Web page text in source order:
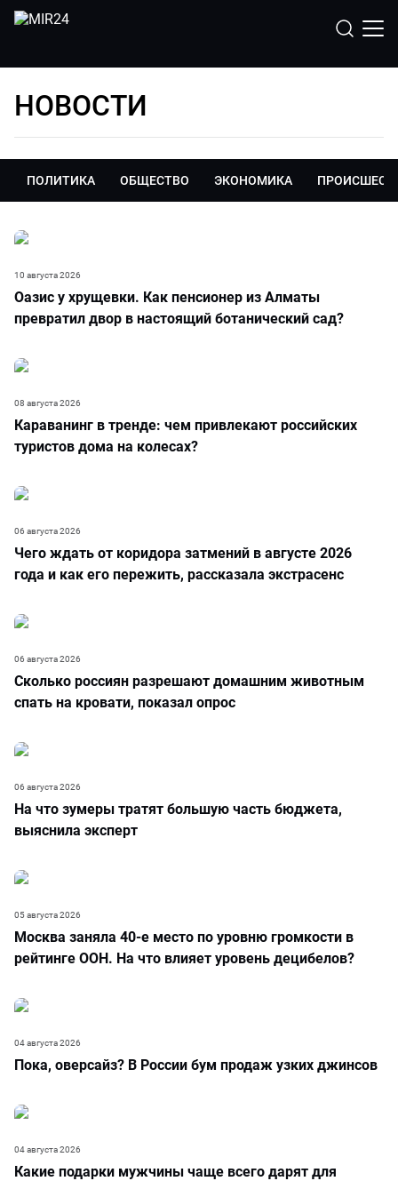
НОВОСТИ
ПОЛИТИКА ОБЩЕСТВО ЭКОНОМИКА
Оазис у хрущевки. Как пенсионер из Алматы
превратил двор в настоящий ботанический сад?
10 августа 2026
Караванинг в тренде: чем привлекают российских
туристов дома на колесах?
08 августа 2026
Чего ждать от коридора затмений в августе 2026
года и как его пережить, рассказала экстрасенс
06 августа 2026
Сколько россиян разрешают домашним животным
спать на кровати, показал опрос
06 августа 2026
На что зумеры тратят большую часть бюджета,
выяснила эксперт
06 августа 2026
Москва заняла 40-е место по уровню громкости в
рейтинге ООН. На что влияет уровень децибелов?
05 августа 2026
Пока, оверсайз? В России бум продаж узких джинсов
04 августа 2026
Какие подарки мужчины чаще всего дарят для
04 августа 2026